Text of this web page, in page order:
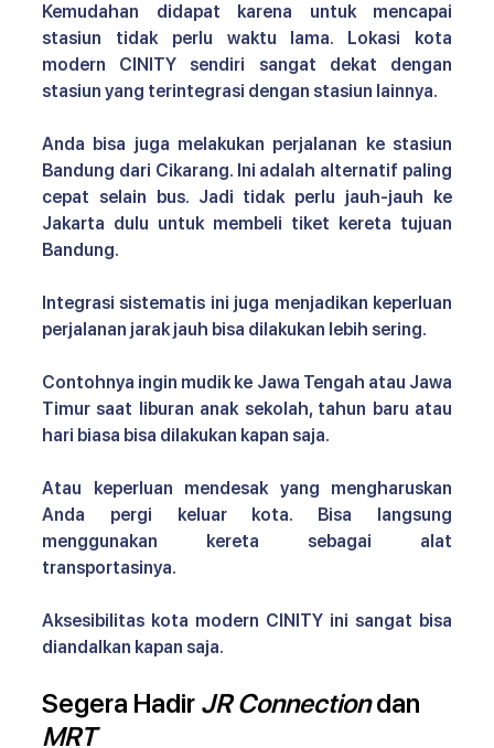
Kemudahan didapat karena untuk mencapai
stasiun tidak perlu waktu lama. Lokasi kota
modern CINITY sendiri sangat dekat dengan
stasiun yang terintegrasi dengan stasiun lainnya.
Anda bisa juga melakukan perjalanan ke stasiun
Bandung dari Cikarang. Ini adalah alternatif paling
cepat selain bus. Jadi tidak perlu jauh-jauh ke
Jakarta dulu untuk membeli tiket kereta tujuan
Bandung.
Integrasi sistematis ini juga menjadikan keperluan
perjalanan jarak jauh bisa dilakukan lebih sering.
Contohnya ingin mudik ke Jawa Tengah atau Jawa
Timur saat liburan anak sekolah, tahun baru atau
hari biasa bisa dilakukan kapan saja.
Atau keperluan mendesak yang mengharuskan
Anda pergi keluar kota. Bisa langsung
menggunakan kereta sebagai alat
transportasinya.
Aksesibilitas kota modern CINITY ini sangat bisa
diandalkan kapan saja.
Segera Hadir JR Connection dan
MRT